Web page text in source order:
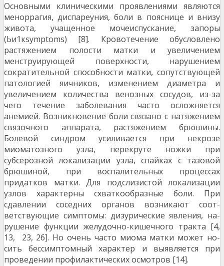
Основными клиническими проявлениями являются
меноррагия, диспареуния, боли в пояснице и внизу
живота, учащенное мочеиспускание, запоры
(Ьи1кsymptoms) [8]. Кровотечение обусловлено
растяже­нием полости матки и увеличением
менструирую­щей поверхности, нарушением
сократительной способности матки, сопутствующей
патологией яи­чников, изменением диаметра и
увеличением коли­чества венозных сосудов, из-за
чего течение забо­левания часто осложняется
анемией. Возникнове­ние боли связано с натяжением
связочного аппара­та, растяжением брюшины.
Болевой синдром уси­ливается при некрозе
миоматозного узла, перекруте ножки при
субсерозной локализации узла, спай­ках с тазовой
брюшиной, при воспалительных про­цессах
придатков матки. Для подслизистой локали­зации
узлов характерны схваткообразные боли. При
сдавлении соседних органов возникают соот­
ветствующие симптомы: дизурические явления, на­
рушение функции желудочно-кишечного тракта [4,
13, 23, 26]. Но очень часто миома матки может но­
сить бессимптомный характер и выявляется при
проведении профилактических осмотров [14].